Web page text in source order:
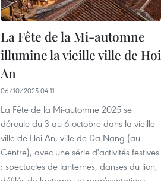
La Fête de la Mi-automne
illumine la vieille ville de Hoi
An
06/10/2025 04:11
La Fête de la Mi-automne 2025 se
déroule du 3 au 6 octobre dans la vieille
ville de Hoi An, ville de Da Nang (au
Centre), avec une série d'activités festives
: spectacles de lanternes, danses du lion,